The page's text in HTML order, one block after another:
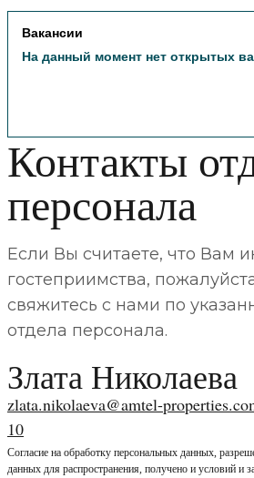
Вакансии
На данный момент нет открытых
Контакты
персонала
Если Вы считаете, что Вам
гостеприимства,
свяжитесь с нами по
отдела персонала.
Злата Николаева
zlata.nikolaeva@amtel-
10
Cогласие на обработку персональных данных,
данных для распространения, получено и условий и